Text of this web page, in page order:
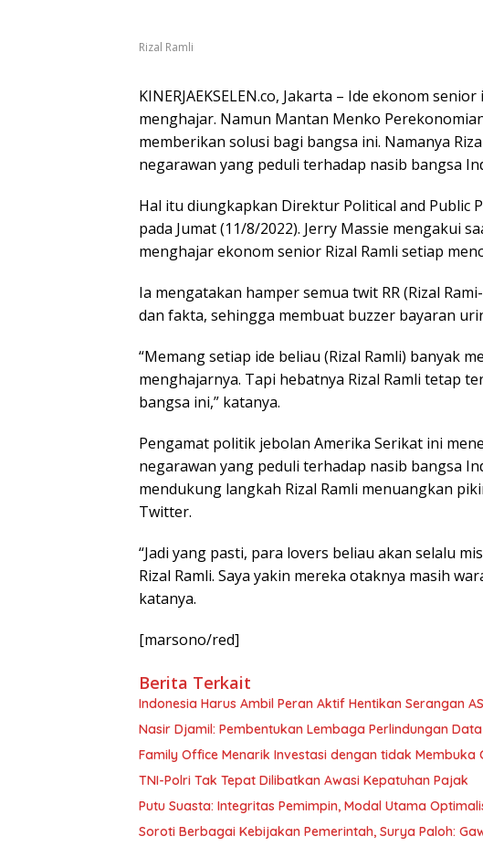
Rizal Ramli
KINERJAEKSELEN.co, Jakarta – Ide ekonom
menghajar. Namun Mantan Menko
memberikan solusi bagi bangsa ini. Namanya
negarawan yang peduli terhadap nasib bangsa
Hal itu diungkapkan Direktur Political and Public
pada Jumat (11/8/2022). Jerry Massie mengakui
menghajar ekonom senior Rizal Ramli setiap
Ia mengatakan hamper semua twit RR (Rizal
dan fakta, sehingga membuat buzzer bayaran
“Memang setiap ide beliau (Rizal Ramli) banyak
menghajarnya. Tapi hebatnya Rizal Ramli tetap
bangsa ini,” katanya.
Pengamat politik jebolan Amerika Serikat ini
negarawan yang peduli terhadap nasib bangsa
mendukung langkah Rizal Ramli menuangkan
Twitter.
“Jadi yang pasti, para lovers beliau akan selalu
Rizal Ramli. Saya yakin mereka otaknya masih
katanya.
[marsono/red]
Berita Terkait
Indonesia Harus Ambil Peran Aktif Hentikan Serangan
Nasir Djamil: Pembentukan Lembaga Perlindungan
Family Office Menarik Investasi dengan tidak Membuka
TNI-Polri Tak Tepat Dilibatkan Awasi Kepatuhan Pajak
Putu Suasta: Integritas Pemimpin, Modal Utama
Soroti Berbagai Kebijakan Pemerintah, Surya Paloh: